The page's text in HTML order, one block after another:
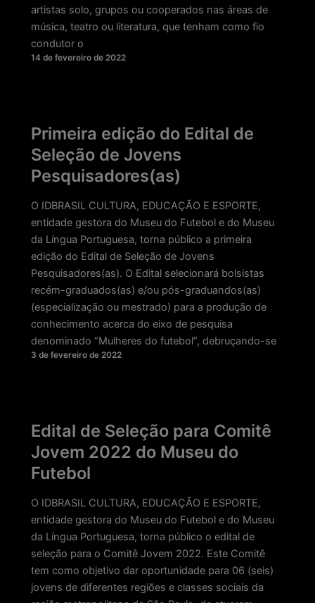
artistas solo, grupos ou cooperados nas áreas de
música, teatro ou literatura, que tenham como fio
condutor o
14 de fevereiro de 2022
Primeira edição do Edital de
Seleção de Jovens
Pesquisadores(as)
O IDBRASIL CULTURA, EDUCAÇÃO E ESPORTE,
entidade gestora do Museu do Futebol e do Museu
da Língua Portuguesa, torna público a primeira
edição do Edital de Seleção de Jovens
Pesquisadores(as). O Edital selecionará bolsistas
recém-graduados(as) e/ou pós-graduandos(as)
(especialização ou mestrado) para a produção de
conhecimento acerca do eixo de pesquisa
denominado “Mulheres do futebol”, debruçando-se
3 de fevereiro de 2022
Edital de Seleção para Comitê
Jovem 2022 do Museu do
Futebol
O IDBRASIL CULTURA, EDUCAÇÃO E ESPORTE,
entidade gestora do Museu do Futebol e do Museu
da Língua Portuguesa, torna público o edital de
seleção para o Comitê Jovem 2022. Este Comitê
tem como objetivo dar oportunidade para 06 (seis)
jovens de diferentes regiões e classes sociais da